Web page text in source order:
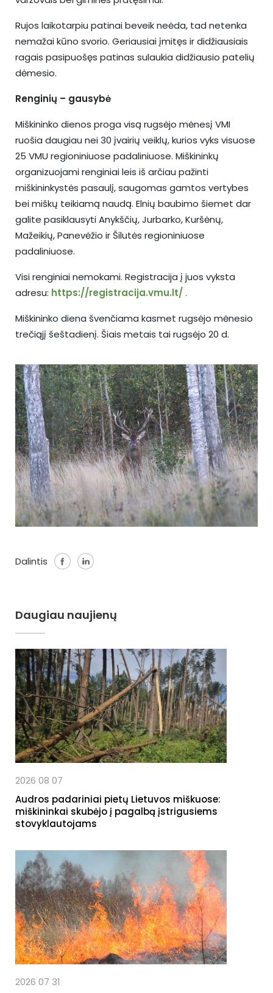
Rujos laikotarpiu patinai beveik neėda, tad netenka
nemažai kūno svorio. Geriausiai įmitęs ir didžiausiais
ragais pasipuošęs patinas sulaukia didžiausio patelių
dėmesio.
Renginių – gausybė
Miškininko dienos proga visą rugsėjo mėnesį VMI
ruošia daugiau nei 30 įvairių veiklų, kurios vyks visuose
25 VMU regioniniuose padaliniuose. Miškininkų
organizuojami renginiai leis iš arčiau pažinti
miškininkystės pasaulį, saugomas gamtos vertybes
bei miškų teikiamą naudą. Elnių baubimo šiemet dar
galite pasiklausyti Anykščių, Jurbarko, Kuršėnų,
Mažeikių, Panevėžio ir Šilutės regioniniuose
padaliniuose.
Visi renginiai nemokami. Registracija į juos vyksta
adresu: https://registracija.vmu.lt/ .
Miškininko diena švenčiama kasmet rugsėjo mėnesio
trečiąjį šeštadienį. Šiais metais tai rugsėjo 20 d.
Dalintis
Daugiau naujienų
2026 08 07
Audros padariniai pietų Lietuvos miškuose:
miškininkai skubėjo į pagalbą įstrigusiems
stovyklautojams
2026 07 31